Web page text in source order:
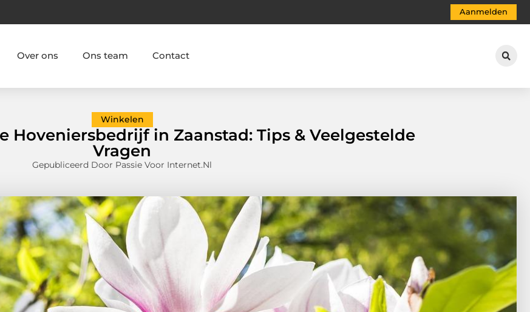
Aanmelden
Over ons Ons team Contact
Winkelen
Hoveniersbedrijf in Zaanstad: Tips & Veelgestelde
Vragen
Gepubliceerd Door Passie Voor Internet.nl